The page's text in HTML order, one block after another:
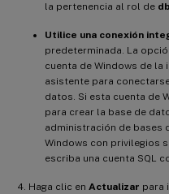
la pertenencia al rol de
Utilice una conexión
predeterminada. La
cuenta de Windows de la
asistente para
datos. Si esta cuenta de
para crear la base de
administración de bases
Windows con privilegios
escriba una cuenta SQL
Haga clic en Actualizar para